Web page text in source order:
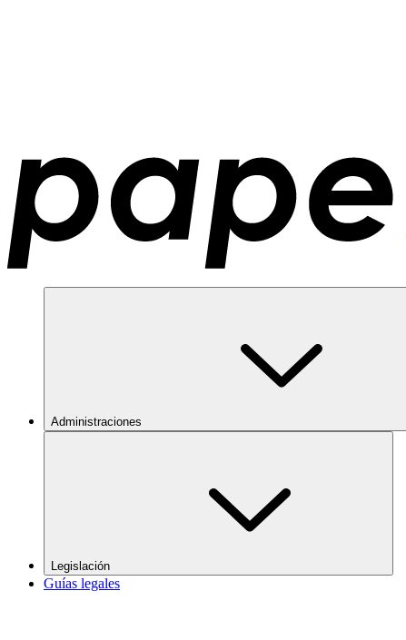
Administraciones
Legislación
Guías legales